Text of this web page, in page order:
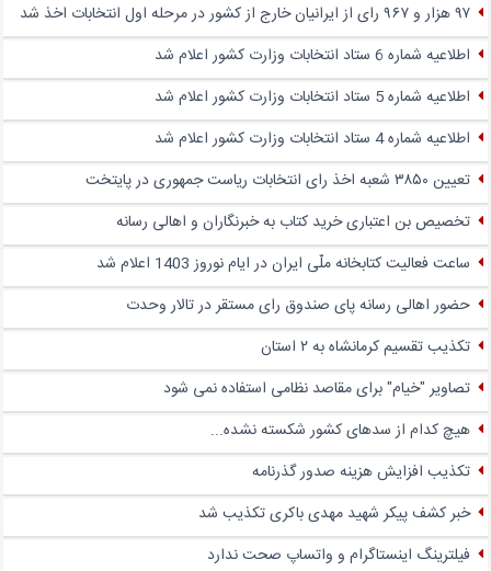
۹۷ هزار و ۹۶۷ رای از ایرانیان خارج از کشور در مرحله اول انتخابات اخذ شد
اطلاعیه شماره 6 ستاد انتخابات وزارت کشور اعلام شد
اطلاعیه شماره 5 ستاد انتخابات وزارت کشور اعلام شد
اطلاعیه شماره 4 ستاد انتخابات وزارت کشور اعلام شد
تعیین ۳۸۵۰ شعبه اخذ رای انتخابات ریاست جمهوری در پایتخت
تخصیص بن اعتباری خرید کتاب به خبرنگاران و اهالی رسانه
ساعت فعالیت کتابخانه ملّی ایران در ایام نوروز 1403 اعلام شد
حضور اهالی رسانه پای صندوق‌ رای مستقر در تالار وحدت
تکذیب تقسیم کرمانشاه به ۲ استان
تصاویر "خیام" برای مقاصد نظامی استفاده نمی شود
هیچ کدام از سدهای کشور شکسته نشده...
تکذیب افزایش هزینه صدور گذرنامه
خبر کشف پیکر شهید مهدی باکری تکذیب شد
فیلترینگ اینستاگرام و واتساپ صحت ندارد